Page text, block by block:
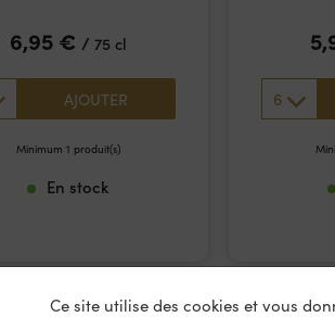
6,95 € / 75 cl
AJOUTER
Minimum 1 produit(s)
En stock
6
Ce site utilise des cookies et vous